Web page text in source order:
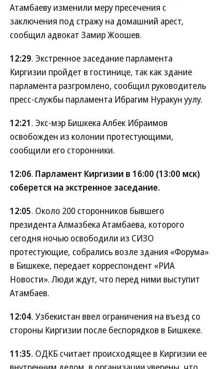
Атамбаеву изменили меру пресечения с
заключения под стражу на домашний арест,
сообщил адвокат Замир Жоошев.
12:29. Экстренное заседание парламента
Киргизии пройдет в гостинице, так как здание
парламента разгромлено, сообщил руководитель
пресс-службы парламента Ибрагим Нуракун уулу.
12:21. Экс-мэр Бишкека Албек Ибраимов
освобожден из колонии протестующими,
сообщили его сторонники.
12:06. Парламент Киргизии в 16:00 (13:00 мск)
соберется на экстренное заседание.
12:05. Около 200 сторонников бывшего
президента Алмазбека Атамбаева, которого
сегодня ночью освободили из СИЗО
протестующие, собрались возле здания «Форума»
в Бишкеке, передает корреспондент «РИА
Новости». Люди ждут, что перед ними выступит
Атамбаев.
12:04. Узбекистан ввел ограничения на въезд со
стороны Киргизии после беспорядков в Бишкеке.
11:35. ОДКБ считает происходящее в Киргизии ее